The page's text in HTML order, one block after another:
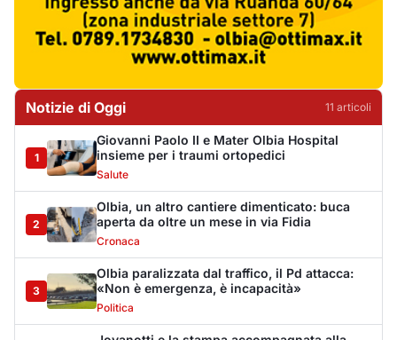
Olbia paralizzata dal traffico, il Pd attacca:
«Non è emergenza, è incapacità»
Politica
4
porta: quanto vale la libertà?
Editoriali
5
Golfo Aranci, il 14 agosto torna la Sagra del
Pesce in piazza Cossiga
Cronaca
6
La Maddalena, incendio nella notte a Monti
d’Arena: le fiamme raggiungono un chiosco
Cronaca
7
Olbia, cocaina e hashish in casa: i
Carabinieri arrestano un 22enne
Cronaca